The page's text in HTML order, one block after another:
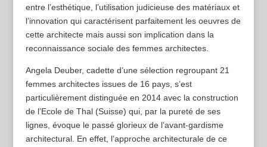
entre l’esthétique, l’utilisation judicieuse des matériaux et
l’innovation qui caractérisent parfaitement les oeuvres de
cette architecte mais aussi son implication dans la
reconnaissance sociale des femmes architectes.
Angela Deuber, cadette d’une sélection regroupant 21
femmes architectes issues de 16 pays, s’est
particulièrement distinguée en 2014 avec la construction
de l’Ecole de Thal (Suisse) qui, par la pureté de ses
lignes, évoque le passé glorieux de l’avant-gardisme
architectural. En effet, l’approche architecturale de ce